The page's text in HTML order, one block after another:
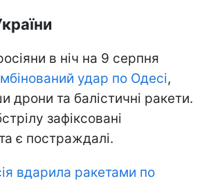
в ніч на 9 серпня
удар по Одесі,
дрони та балістичні ракети.
зафіксовані
є постраждалі.
вдарила ракетами по